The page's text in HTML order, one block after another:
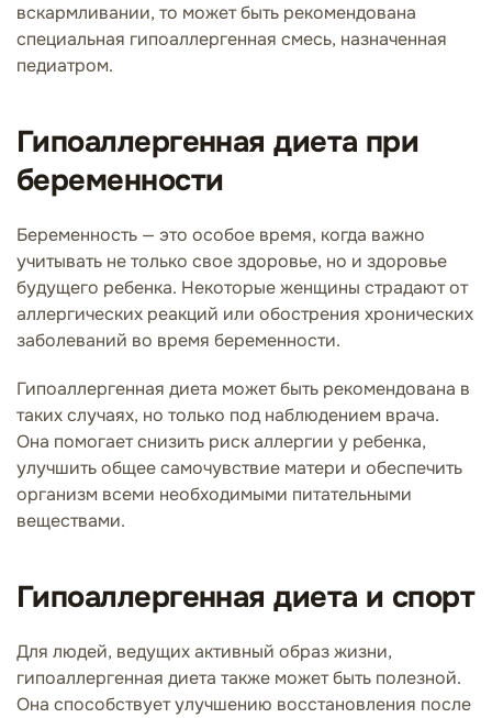
вскармливании, то может быть рекомендована
специальная гипоаллергенная смесь, назначенная
педиатром.
Гипоаллергенная диета при
беременности
Беременность — это особое время, когда важно
учитывать не только свое здоровье, но и здоровье
будущего ребенка. Некоторые женщины страдают от
аллергических реакций или обострения хронических
заболеваний во время беременности.
Гипоаллергенная диета может быть рекомендована в
таких случаях, но только под наблюдением врача.
Она помогает снизить риск аллергии у ребенка,
улучшить общее самочувствие матери и обеспечить
организм всеми необходимыми питательными
веществами.
Гипоаллергенная диета и спорт
Для людей, ведущих активный образ жизни,
гипоаллергенная диета также может быть полезной.
Она способствует улучшению восстановления после